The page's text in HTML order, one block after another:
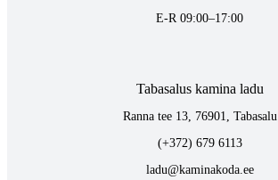
E-R 09:00–17:00
Tabasalus kamina ladu
Ranna tee 13, 76901, Tabasalu
(+372) 679 6113
ladu@kaminakoda.ee